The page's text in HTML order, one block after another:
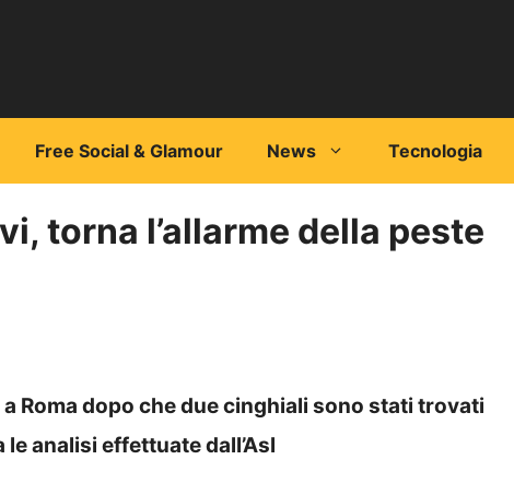
Free Social & Glamour News Tecnologia
torna l’allarme della peste
Roma dopo che due cinghiali sono stati trovati
analisi effettuate dall’Asl